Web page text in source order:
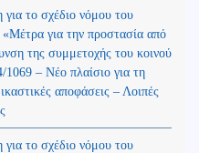
το σχέδιο νόμου του
για την προστασία από
της συμμετοχής του κοινού
– Νέο πλαίσιο για τη
αποφάσεις – Λοιπές
το σχέδιο νόμου του